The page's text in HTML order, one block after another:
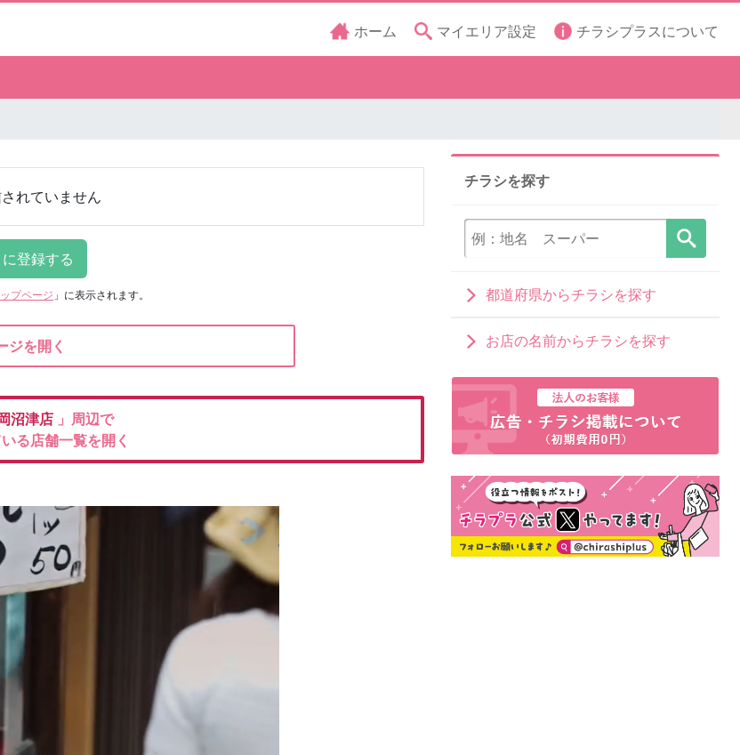
ホーム マイエリア設定 チラシプラスについて
れていません
ップページ 」に表示されます。
ジを開く
沼津店 」周辺で
る店舗一覧を開く
チラシを探す
都道府県からチラシを探す
お店の名前からチラシを探す